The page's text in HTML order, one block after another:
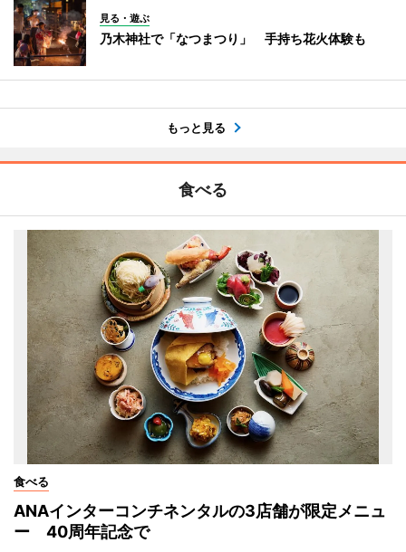
見る・遊ぶ
乃木神社で「なつまつり」 手持ち花火体験も
もっと見る
食べる
食べる
ANAインターコンチネンタルの3店舗が限定メニュ
ー 40周年記念で